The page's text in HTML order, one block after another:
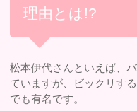
理由とは!?
松本伊代さんといえば、
ていますが、ビックリす
でも有名です。